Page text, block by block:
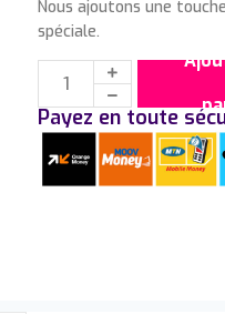
Nous ajoutons une
spéciale.
Payez en toute